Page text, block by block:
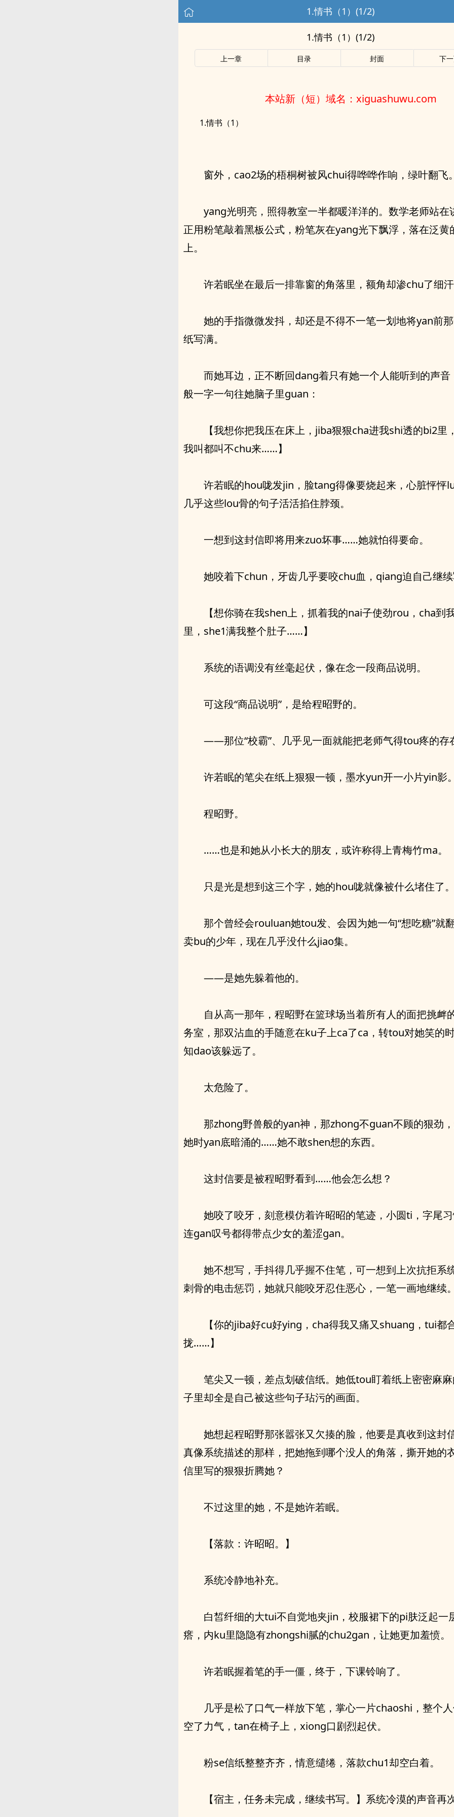
1.情书（1）(1/2)
1.情书（1）(1/2)
上一章 目录 封面 下
本站新（短）域名：xiguashuwu.com
1.情书（1）
窗外，cao2场的梧桐树被风chui得哗哗作响，绿叶翻飞。
yang光明亮，照得教室一半都暖洋洋的。数学老师站在
正用粉笔敲着黑板公式，粉笔灰在yang光下飘浮，落在泛黄
上。
许若眠坐在最后一排靠窗的角落里，额角却渗chu了细汗
她的手指微微发抖，却还是不得不一笔一划地将yan前
纸写满。
而她耳边，正不断回dang着只有她一个人能听到的声音
般一字一句往她脑子里guan：
【我想你把我压在床上，jiba狠狠cha进我shi透的bi2里
我叫都叫不chu来……】
许若眠的hou咙发jin，脸tang得像要烧起来，心脏怦怦
几乎这些lou骨的句子活活掐住脖颈。
一想到这封信即将用来zuo坏事……她就怕得要命。
她咬着下chun，牙齿几乎要咬chu血，qiang迫自己继续
【想你骑在我shen上，抓着我的nai子使劲rou，cha到
里，she1满我整个肚子……】
系统的语调没有丝毫起伏，像在念一段商品说明。
可这段“商品说明”，是给程昭野的。
——那位“校霸”、几乎见一面就能把老师气得tou疼的存
许若眠的笔尖在纸上狠狠一顿，墨水yun开一小片yin影。
程昭野。
……也是和她从小长大的朋友，或许称得上青梅竹ma。
只是光是想到这三个字，她的hou咙就像被什么堵住了。
那个曾经会rouluan她tou发、会因为她一句“想吃糖”就
卖bu的少年，现在几乎没什么jiao集。
——是她先躲着他的。
自从高一那年，程昭野在篮球场当着所有人的面把挑衅
务室，那双沾血的手随意在ku子上ca了ca，转tou对她笑的
知dao该躲远了。
太危险了。
那zhong野兽般的yan神，那zhong不guan不顾的狠劲
她时yan底暗涌的……她不敢shen想的东西。
这封信要是被程昭野看到……他会怎么想？
她咬了咬牙，刻意模仿着许昭昭的笔迹，小圆ti，字尾习
连gan叹号都得带点少女的羞涩gan。
她不想写，手抖得几乎握不住笔，可一想到上次抗拒系
刺骨的电击惩罚，她就只能咬牙忍住恶心，一笔一画地继续。
【你的jiba好cu好ying，cha得我又痛又shuang，tui都
拢……】
笔尖又一顿，差点划破信纸。她低tou盯着纸上密密麻
子里却全是自己被这些句子玷污的画面。
她想起程昭野那张嚣张又欠揍的脸，他要是真收到这封
真像系统描述的那样，把她拖到哪个没人的角落，撕开她的
信里写的狠狠折腾她？
不过这里的她，不是她许若眠。
【落款：许昭昭。】
系统冷静地补充。
白皙纤细的大tui不自觉地夹jin，校服裙下的pi肤泛起一
瘩，内ku里隐隐有zhongshi腻的chu2gan，让她更加羞愤。
许若眠握着笔的手一僵，终于，下课铃响了。
几乎是松了口气一样放下笔，掌心一片chaoshi，整个
空了力气，tan在椅子上，xiong口剧烈起伏。
粉se信纸整整齐齐，情意缱绻，落款chu1却空白着。
【宿主，任务未完成，继续书写。】系统冷漠的声音再